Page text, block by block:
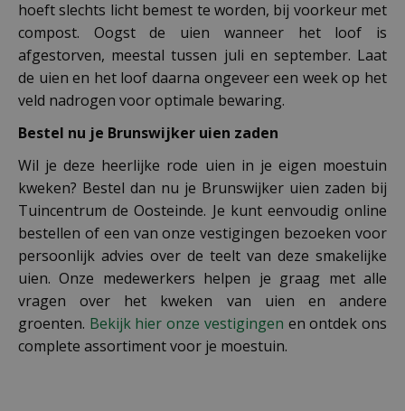
hoeft slechts licht bemest te worden, bij voorkeur met
compost. Oogst de uien wanneer het loof is
afgestorven, meestal tussen juli en september. Laat
de uien en het loof daarna ongeveer een week op het
veld nadrogen voor optimale bewaring.
Bestel nu je Brunswijker uien zaden
Wil je deze heerlijke rode uien in je eigen moestuin
kweken? Bestel dan nu je Brunswijker uien zaden bij
Tuincentrum de Oosteinde. Je kunt eenvoudig online
bestellen of een van onze vestigingen bezoeken voor
persoonlijk advies over de teelt van deze smakelijke
uien. Onze medewerkers helpen je graag met alle
vragen over het kweken van uien en andere
groenten. Bekijk hier onze vestigingen en ontdek ons
complete assortiment voor je moestuin.